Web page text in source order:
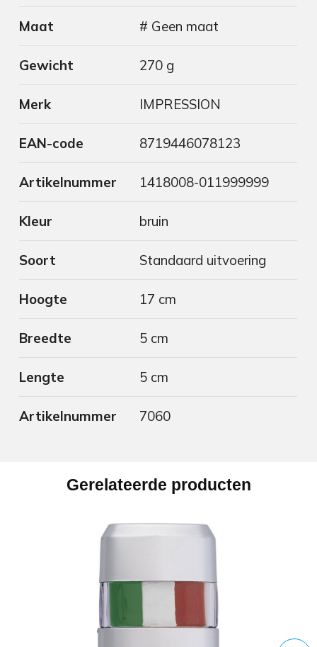
Maat # Geen maat
Gewicht 270 g
Merk IMPRESSION
EAN-code 8719446078123
Artikelnummer 1418008-011999999
Kleur bruin
Soort Standaard uitvoering
Hoogte 17 cm
Breedte 5 cm
Lengte 5 cm
Artikelnummer 7060
Gerelateerde producten